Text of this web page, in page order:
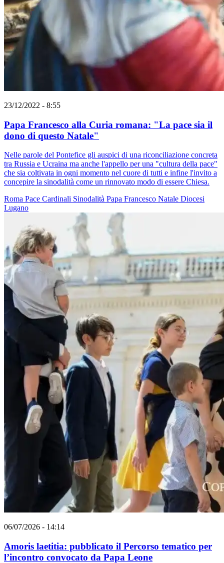
23/12/2022 - 8:55
Papa Francesco alla Curia romana: "La pace sia il
dono di questo Natale"
Nelle parole del Pontefice gli auspici di una riconciliazione concreta
tra Russia e Ucraina ma anche l'appello per una "cultura della pace"
che sia coltivata in ogni momento nel cuore di tutti e infine l'invito a
concepire la sinodalità come un rinnovato modo di essere Chiesa.
Roma Pace Cardinali Sinodalità Papa Francesco Natale Diocesi
Lugano
06/07/2026 - 14:14
Amoris laetitia: pubblicato il Percorso tematico per
l’incontro convocato da Papa Leone